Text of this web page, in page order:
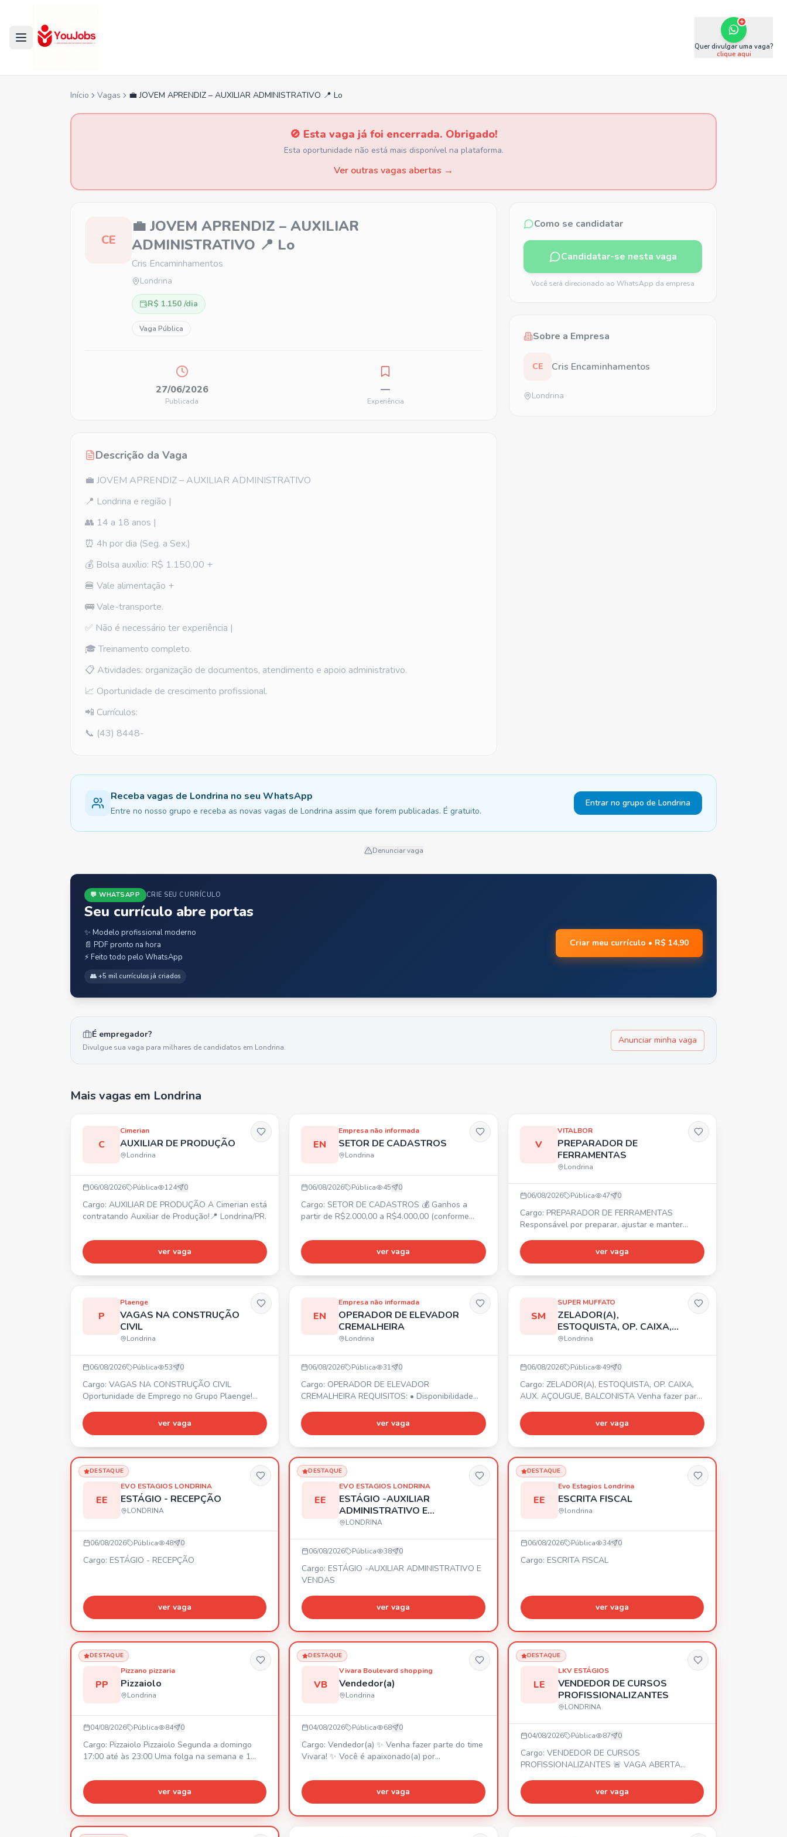
Quer divulgar uma vaga?
clique aqui
Início Vagas 💼 JOVEM APRENDIZ – AUXILIAR ADMINISTRATIVO 📍 Lo
🚫 Esta vaga já foi encerrada. Obrigado!
Esta oportunidade não está mais disponível na plataforma.
Ver outras vagas abertas →
CE
💼 JOVEM APRENDIZ – AUXILIAR
ADMINISTRATIVO 📍 Lo
Cris Encaminhamentos
Londrina
R$ 1.150 /dia
Vaga Pública
27/06/2026
Publicada
—
Experiência
Descrição da Vaga
💼 JOVEM APRENDIZ – AUXILIAR ADMINISTRATIVO
📍 Londrina e região |
👥 14 a 18 anos |
⏰ 4h por dia (Seg. a Sex.)
💰 Bolsa auxílio: R$ 1.150,00 +
🍔 Vale alimentação +
🚌 Vale-transporte.
✅ Não é necessário ter experiência |
🎓 Treinamento completo.
📋 Atividades: organização de documentos, atendimento e apoio administrativo.
📈 Oportunidade de crescimento profissional.
📲 Currículos:
📞 (43) 8448-
Como se candidatar
Candidatar-se nesta vaga
Você será direcionado ao WhatsApp da empresa
Sobre a Empresa
CE Cris Encaminhamentos
Londrina
Receba vagas de Londrina no seu WhatsApp
Entre no nosso grupo e receba as novas vagas de Londrina assim que forem publicadas. É gratuito.
Entrar no grupo de Londrina
Denunciar vaga
💬 WHATSAPP CRIE SEU CURRÍCULO
Seu currículo abre portas
✨ Modelo profissional moderno
📄 PDF pronto na hora
⚡ Feito todo pelo WhatsApp
👥 +5 mil currículos já criados
Criar meu currículo • R$ 14,90
É empregador?
Divulgue sua vaga para milhares de candidatos em Londrina.
Anunciar minha vaga
Mais vagas em Londrina
C
Cimerian
AUXILIAR DE PRODUÇÃO
Londrina
06/08/2026 Pública 124 0
Cargo: AUXILIAR DE PRODUÇÃO A Cimerian está
contratando Auxiliar de Produção!📍 Londrina/PR.
ver vaga
EN
Empresa não informada
SETOR DE CADASTROS
Londrina
06/08/2026 Pública 45 0
Cargo: SETOR DE CADASTROS 💰 Ganhos a
partir de R$2.000,00 a R$4.000,00 (conforme
a sexta-feira: 09:30 às 19:30. Sábado: 09:00 às
14:00. ✅ Treinamento fornecido, não é
necessária experiência.
ver vaga
V
VITALBOR
PREPARADOR DE
FERRAMENTAS
Londrina
06/08/2026 Pública 47 0
Cargo: PREPARADOR DE FERRAMENTAS
Responsável por preparar, ajustar e manter
Preferencial com experiência. 💰 Salário acima do
mercado + Vale-Transporte + Vale-Alimentação
ver vaga
P
Plaenge
VAGAS NA CONSTRUÇÃO
CIVIL
Londrina
06/08/2026 Pública 53 0
Cargo: VAGAS NA CONSTRUÇÃO CIVIL
Oportunidade de Emprego no Grupo Plaenge!
diversas áreas da construção civil. 🚀 Faça parte
da maior construtora do Sul do país! Encaminhe
ver vaga
EN
Empresa não informada
OPERADOR DE ELEVADOR
CREMALHEIRA
Londrina
06/08/2026 Pública 31 0
Cargo: OPERADOR DE ELEVADOR
CREMALHEIRA REQUISITOS: • Disponibilidade
demanda da empresa. • Organização e controle
• PROATIVIDADE • Início imediato! 📍 Cidade de
ver vaga
SM
SUPER MUFFATO
ZELADOR(A),
ESTOQUISTA, OP. CAIXA,
AUX. AÇOUGUE,
Londrina
06/08/2026 Pública 49 0
Cargo: ZELADOR(A), ESTOQUISTA, OP. CAIXA,
AUX. AÇOUGUE, BALCONISTA Venha fazer parte
vagas para Zelador(a), Estoquista, Op. Caixa,
Aux. Açougue e Balconista. 📍 Av. Me. Leônia
Entrevistas de Segunda a Sexta, das 09:00 às
17:00. Vagas disponíveis também para
estrangeiros, PCD e 60+. 🎁 Benefíc
ver vaga
DESTAQUE
EE
EVO ESTAGIOS LONDRINA
ESTÁGIO - RECEPÇÃO
LONDRINA
06/08/2026 Pública 48 0
Cargo: ESTÁGIO - RECEPÇÃO
ver vaga
DESTAQUE
EE
EVO ESTAGIOS LONDRINA
ESTÁGIO -AUXILIAR
ADMINISTRATIVO E
VENDAS
LONDRINA
06/08/2026 Pública 38 0
Cargo: ESTÁGIO -AUXILIAR ADMINISTRATIVO E
VENDAS
ver vaga
DESTAQUE
EE
Evo Estagios Londrina
ESCRITA FISCAL
londrina
06/08/2026 Pública 34 0
Cargo: ESCRITA FISCAL
ver vaga
DESTAQUE
PP
Pizzano pizzaria
Pizzaiolo
Londrina
04/08/2026 Pública 84 0
Cargo: Pizzaiolo Pizzaiolo Segunda a domingo
17:00 até às 23:00 Uma folga na semana e 1
podendo ajustar rápido dependendo do
desenvolvimento.
ver vaga
DESTAQUE
VB
Vivara Boulevard shopping
Vendedor(a)
Londrina
04/08/2026 Pública 68 0
Cargo: Vendedor(a) ✨ Venha fazer parte do time
Vivara! ✨ Você é apaixonado(a) por
uma carreira em uma das maiores joalherias do
Brasil? Essa oportunidade é para você! 📍 Vaga:
Vendedor(a) 📍 Local: Vivara – Boulevard
Shopping Londrina/PR O que buscamos: Ensino
médio completo; Maior de 18 anos; Boa
ver vaga
DESTAQUE
LE
LKV ESTÁGIOS
VENDEDOR DE CURSOS
PROFISSIONALIZANTES
LONDRINA
04/08/2026 Pública 87 0
Cargo: VENDEDOR DE CURSOS
PROFISSIONALIZANTES 🚨 VAGA ABERTA
PROFISSIONALIZANTES E IDIOMAS 📍 Local:
Centro – Londrina/PR Se você gosta de se
ver vaga